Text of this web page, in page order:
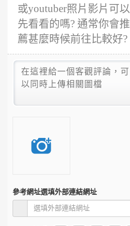
或youtuber照片影片可以
先看看的嗎? 通常你會推
薦甚麼時候前往比較好?
參考網址選填外部連結網址